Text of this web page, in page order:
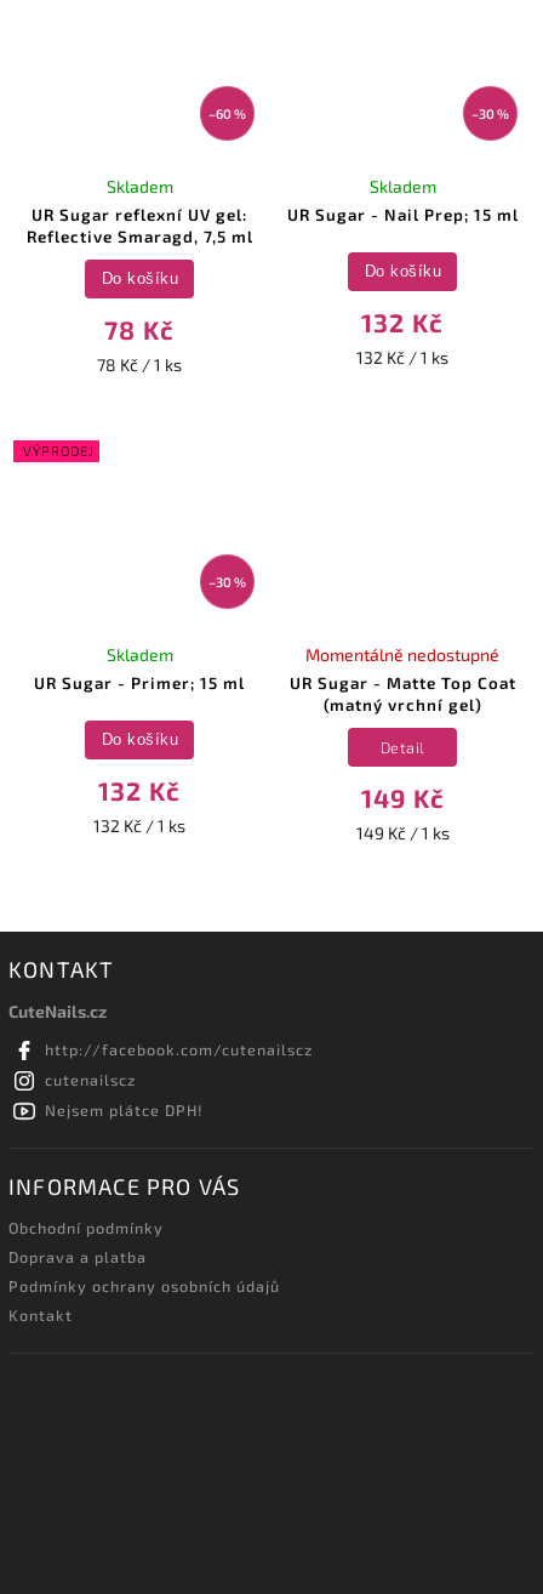
–60 %
UR Sugar reflexní UV gel:
Reflective Smaragd, 7,5 ml
Skladem
78 Kč
78 Kč / 1 ks
Do košíku
–30 %
UR Sugar - Nail Prep; 15 ml
Skladem
132 Kč
132 Kč / 1 ks
Do košíku
VÝPRODEJ
–30 %
UR Sugar - Primer; 15 ml
Skladem
132 Kč
132 Kč / 1 ks
Do košíku
UR Sugar - Matte Top Coat
(matný vrchní gel)
Momentálně nedostupné
149 Kč
149 Kč / 1 ks
Detail
KONTAKT
CuteNails.cz
http://facebook.com/cutenailscz
cutenailscz
Nejsem plátce DPH!
INFORMACE PRO VÁS
Obchodní podmínky
Doprava a platba
Podmínky ochrany osobních údajů
Kontakt